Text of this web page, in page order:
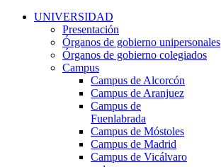
UNIVERSIDAD
Presentación
Órganos de gobierno unipersonales
Órganos de gobierno colegiados
Campus
Campus de Alcorcón
Campus de Aranjuez
Campus de
Fuenlabrada
Campus de Móstoles
Campus de Madrid
Campus de Vicálvaro